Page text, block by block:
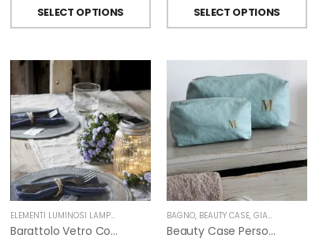
SELECT OPTIONS SELECT OPTIONS
ELEMENTI LUMINOSI LAMPADE E LED NATALE,FIORIRA' UN GIARDINO
Barattolo Vetro Con Corda Energia Solare Esterno D11 H15.6 Cm
BAGNO, BEAUTY CASE, GIARDINO SEGRETO
Beauty Case Personalizzati In Lino Resinato Antimacchia Giardino Segreto